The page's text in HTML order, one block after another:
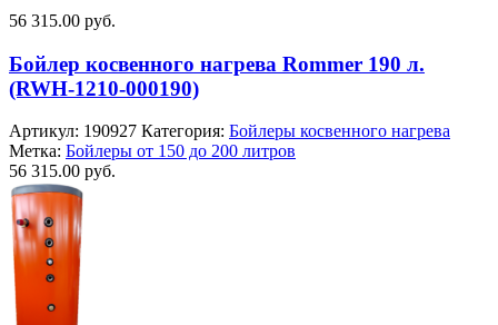
56 315.00 руб.
Бойлер косвенного нагрева Rommer 190 л.
(RWH-1210-000190)
Артикул: 190927 Категория: Бойлеры косвенного нагрева
Метка: Бойлеры от 150 до 200 литров
56 315.00 руб.